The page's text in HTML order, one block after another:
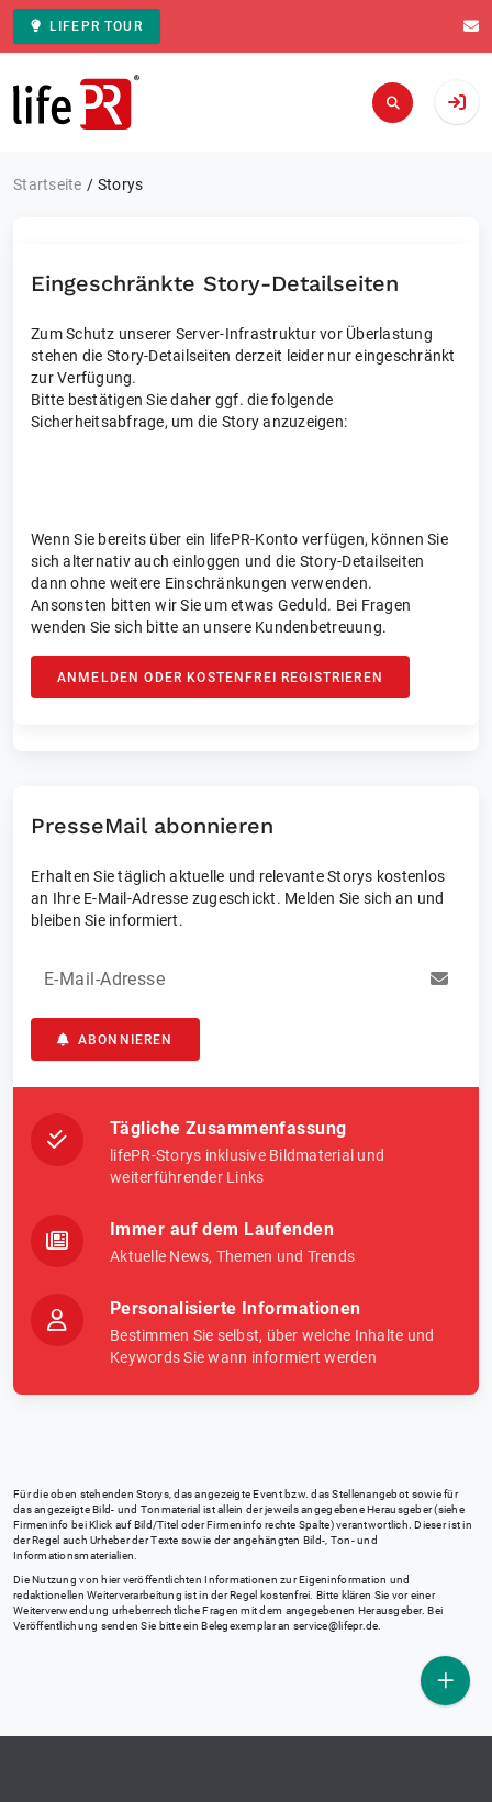
LIFEPR TOUR
Zur Startseite
Startseite Storys
Eingeschränkte Story-Detailseiten
Zum Schutz unserer Server-Infrastruktur vor Überlastung
stehen die Story-Detailseiten derzeit leider nur eingeschränkt
zur Verfügung.
Bitte bestätigen Sie daher ggf. die folgende
Sicherheitsabfrage, um die Story anzuzeigen:
Wenn Sie bereits über ein lifePR-Konto verfügen, können Sie
sich alternativ auch einloggen und die Story-Detailseiten
dann ohne weitere Einschränkungen verwenden.
Ansonsten bitten wir Sie um etwas Geduld. Bei Fragen
wenden Sie sich bitte an unsere Kundenbetreuung.
ANMELDEN ODER KOSTENFREI REGISTRIEREN
PresseMail abonnieren
Erhalten Sie täglich aktuelle und relevante Storys kostenlos
an Ihre E-Mail-Adresse zugeschickt. Melden Sie sich an und
bleiben Sie informiert.
E-Mail-Adresse
ABONNIEREN
Tägliche Zusammenfassung
lifePR-Storys inklusive Bildmaterial und
weiterführender Links
Immer auf dem Laufenden
Aktuelle News, Themen und Trends
Personalisierte Informationen
Bestimmen Sie selbst, über welche Inhalte und
Keywords Sie wann informiert werden
Für die oben stehenden Storys, das angezeigte Event bzw. das Stellenangebot sowie für
das angezeigte Bild- und Tonmaterial ist allein der jeweils angegebene Herausgeber (siehe
Firmeninfo bei Klick auf Bild/Titel oder Firmeninfo rechte Spalte) verantwortlich. Dieser ist in
der Regel auch Urheber der Texte sowie der angehängten Bild-, Ton- und
Informationsmaterialien.
Die Nutzung von hier veröffentlichten Informationen zur Eigeninformation und
redaktionellen Weiterverarbeitung ist in der Regel kostenfrei. Bitte klären Sie vor einer
Weiterverwendung urheberrechtliche Fragen mit dem angegebenen Herausgeber. Bei
Veröffentlichung senden Sie bitte ein Belegexemplar an service@lifepr.de